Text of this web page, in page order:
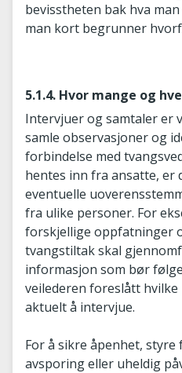
bevisstheten bak hva
man kort begrunner
5.1.4. Hvor mange og
Intervjuer og samtaler er
samle observasjoner og
forbindelse med
hentes inn fra ansatte, er
eventuelle
fra ulike personer. For
forskjellige oppfatninger
tvangstiltak skal
informasjon som bør
veilederen foreslått
aktuelt å intervjue.
For å sikre åpenhet,
avsporing eller uheldig